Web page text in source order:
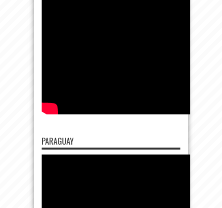
PARAGUAY